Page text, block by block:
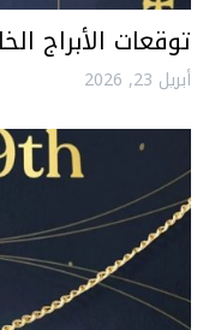
توقعات الأبراج
أبريل 23, 2026